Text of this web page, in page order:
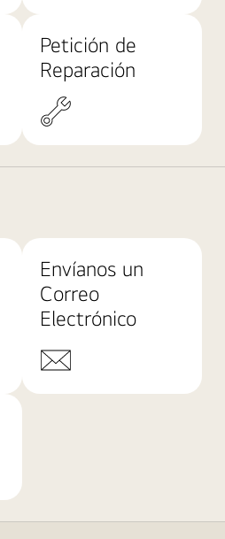
Petición de
Reparación
Envíanos un
Correo
Electrónico